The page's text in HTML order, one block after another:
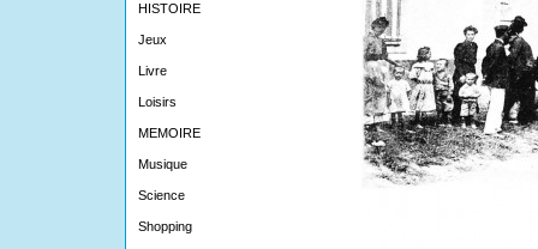
HISTOIRE
Jeux
Livre
Loisirs
MEMOIRE
Musique
Science
Shopping